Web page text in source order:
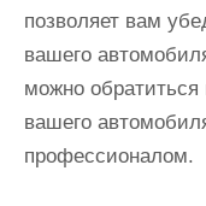
позволяет вам
вашего
можно обратиться
вашего
профессионалом.